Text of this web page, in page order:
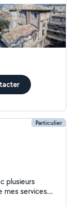
Particulier
plusieurs
mes services